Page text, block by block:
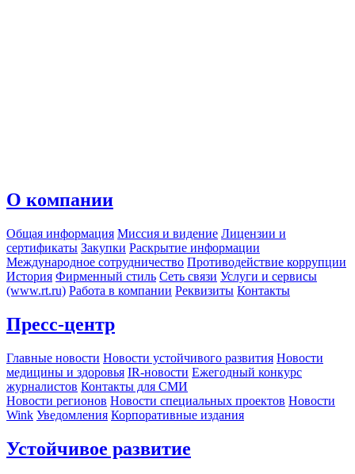
О компании
Общая информация Миссия и видение Лицензии и
сертификаты Закупки Раскрытие информации
Международное сотрудничество Противодействие коррупции
История Фирменный стиль Сеть связи Услуги и сервисы
(www.rt.ru) Работа в компании Реквизиты Контакты
Пресс-центр
Главные новости Новости устойчивого развития Новости
медицины и здоровья IR-новости Ежегодный конкурс
журналистов Контакты для СМИ
Новости регионов Новости специальных проектов Новости
Wink Уведомления Корпоративные издания
Устойчивое развитие